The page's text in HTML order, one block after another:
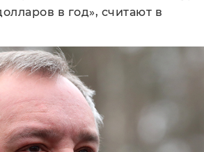
в год», считают в